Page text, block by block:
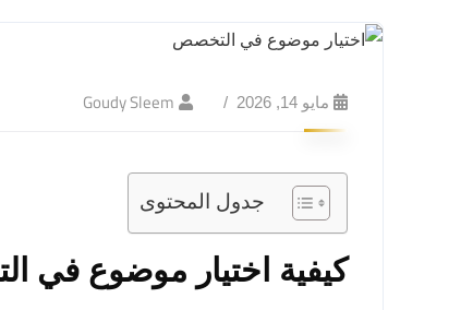
مايو 14, 2026 Goudy Sleem
جدول المحتوى
كيفية اختيار موضوع في